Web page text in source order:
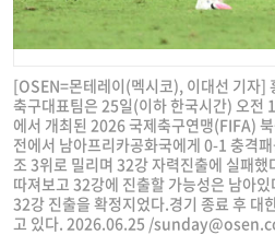
[OSEN=몬테레이(멕시코), 이대선 기자]
축구대표팀은 25일(이하 한국시간) 오전
에서 개최된 2026 국제축구연맹(FIFA)
전에서 남아프리카공화국에게 0-1 충격
조 3위로 밀리며 32강 자력진출에 실패
따져보고 32강에 진출할 가능성은 남아
32강 진출을 확정지었다.경기 종료 후 대
고 있다. 2026.06.25 /